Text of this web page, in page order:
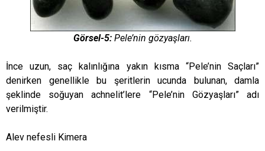
Görsel-5:Pele’nin gözyaşları.
İnce uzun, saç kalınlığına yakın kısma “Pele’nin Saçları”
denirken genellikle bu şeritlerin ucunda bulunan, damla
şeklinde soğuyan achnelit’lere “Pele’nin Gözyaşları” adı
verilmiştir.
Alev nefesli Kimera